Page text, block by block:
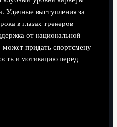
Удачные выступления за
в глазах тренеров
от национальной
придать спортсмену
и мотивацию перед